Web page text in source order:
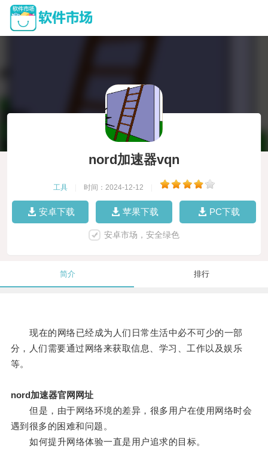
nord加速器vqn
工具 时间：2024-12-12
安卓下载 苹果下载 PC下载
安卓市场，安全绿色
简介 排行
现在的网络已经成为人们日常生活中必不可少的一部
分，人们需要通过网络来获取信息、学习、工作以及娱乐
等。
nord加速器官网网址
但是，由于网络环境的差异，很多用户在使用网络时会
遇到很多的困难和问题。
如何提升网络体验一直是用户追求的目标。